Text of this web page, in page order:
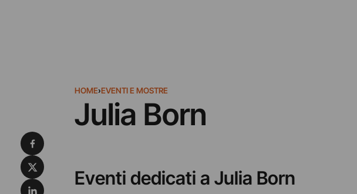
HOME›EVENTI E MOSTRE
Julia Born
Eventi dedicati a Julia Born
Condividi su Facebook
Condividi su X
Condividi su LinkedIn